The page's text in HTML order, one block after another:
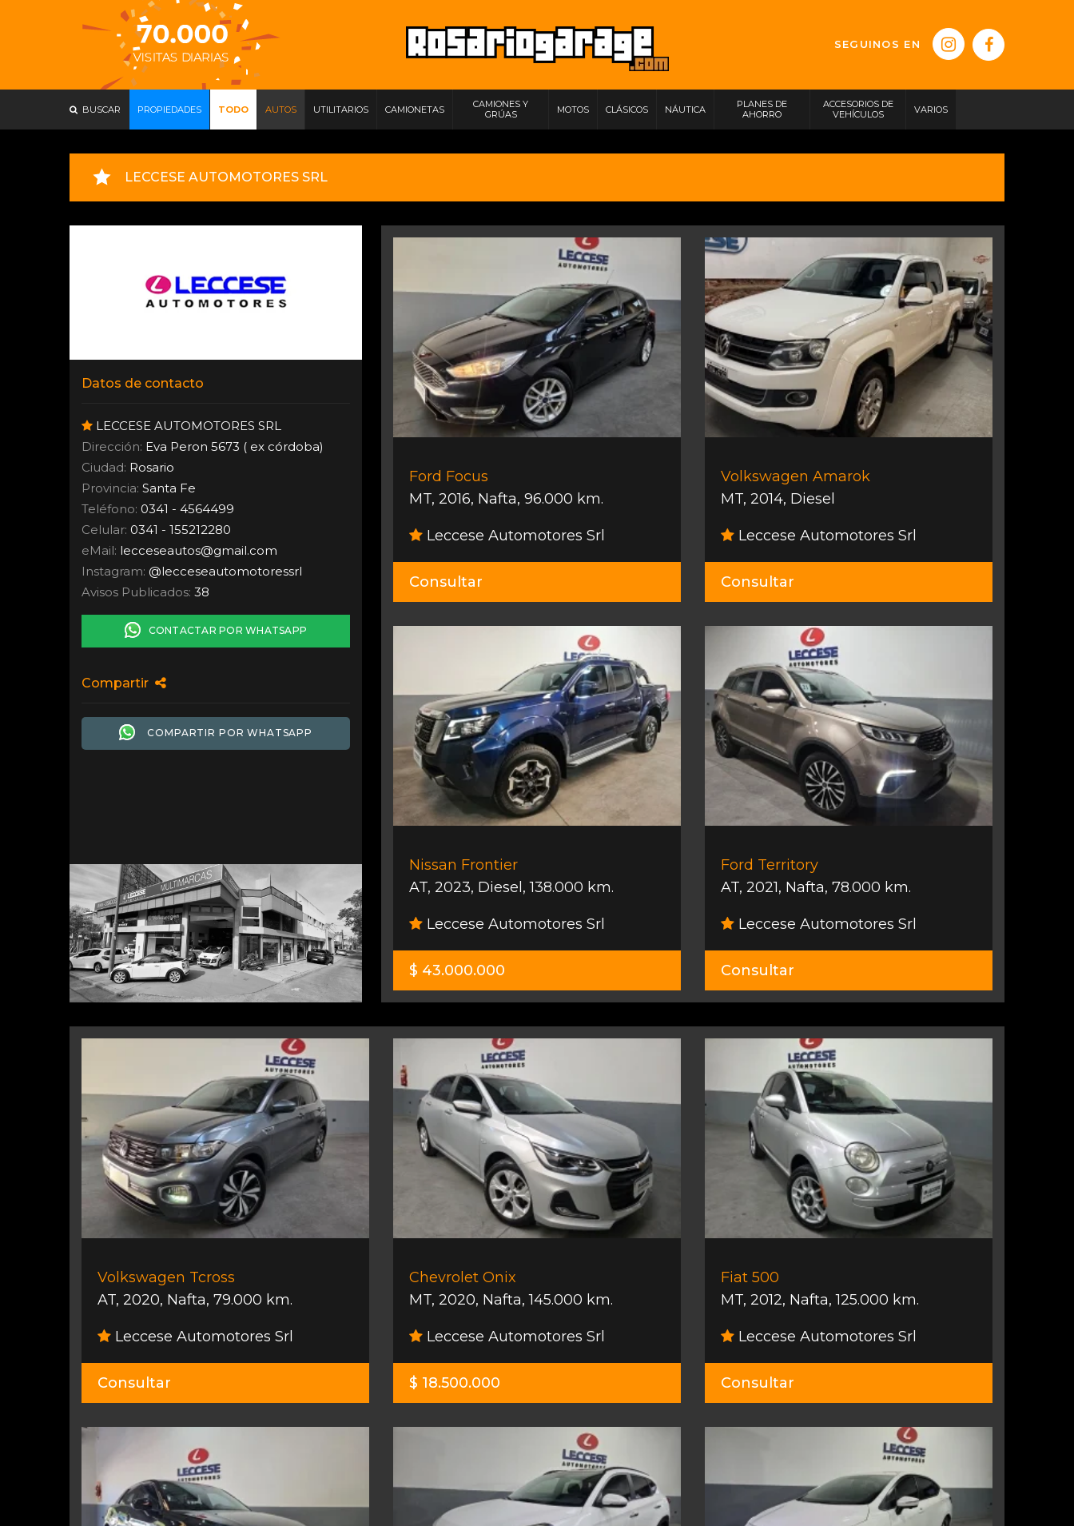
SEGUINOS EN
BUSCAR PROPIEDADES TODO AUTOS UTILITARIOS CAMIONETAS
CAMIONES Y
GRÚAS
MOTOS CLÁSICOS NÁUTICA
PLANES DE
AHORRO
ACCESORIOS DE
VEHÍCULOS
VARIOS
LECCESE AUTOMOTORES SRL
Datos de contacto
LECCESE AUTOMOTORES SRL
Dirección: Eva Peron 5673 ( ex córdoba)
Ciudad: Rosario
Provincia: Santa Fe
Teléfono: 0341 - 4564499
Celular: 0341 - 155212280
eMail: lecceseautos@gmail.com
Instagram: @lecceseautomotoressrl
Avisos Publicados: 38
CONTACTAR POR WHATSAPP
Compartir
COMPARTIR POR WHATSAPP
Ford Focus
MT, 2016, Nafta, 96.000 km.
Leccese Automotores Srl
Consultar
Volkswagen Amarok
MT, 2014, Diesel
Leccese Automotores Srl
Consultar
Nissan Frontier
AT, 2023, Diesel ,138.000 km.
Leccese Automotores Srl
$ 43.000.000
Ford Territory
AT, 2021, Nafta, 78.000 km.
Leccese Automotores Srl
Consultar
Volkswagen Tcross
AT, 2020, Nafta, 79.000 km.
Leccese Automotores Srl
Consultar
Chevrolet Onix
MT, 2020, Nafta,145.000 km.
Leccese Automotores Srl
$ 18.500.000
Fiat 500
MT, 2012, Nafta,125.000 km.
Leccese Automotores Srl
Consultar